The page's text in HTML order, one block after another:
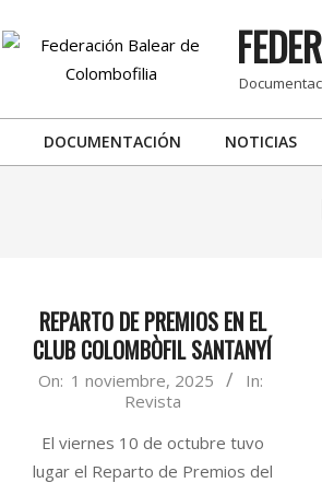
DOCUMENTACIÓN NOTICIAS
REPARTO DE PREMIOS EN EL
CLUB COLOMBÒFIL SANTANYÍ
2025-
01
On: 1 noviembre, 2025
In:
Revista
El viernes 10 de octubre tuvo
lugar el Reparto de Premios del